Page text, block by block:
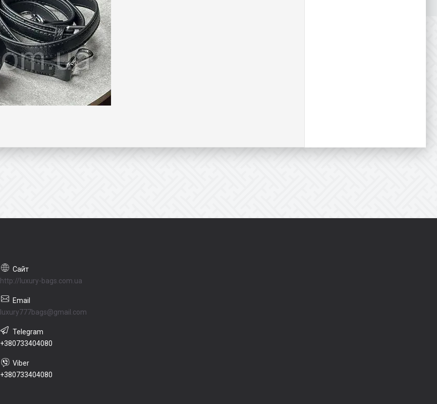
http://luxury-bags.com.ua
luxury777bags@gmail.com
+380733404080
+380733404080